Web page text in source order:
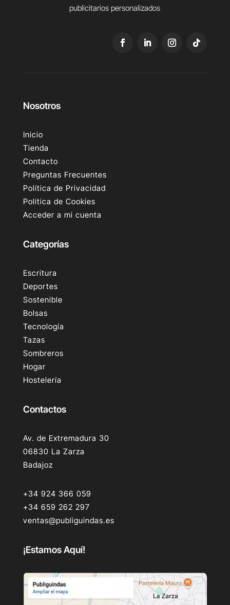
publicitarios personalizados
Nosotros
Inicio
Tienda
Contacto
Preguntas Frecuentes
Política de Privacidad
Política de Cookies
Acceder a mi cuenta
Categorías
Escritura
Deportes
Sostenible
Bolsas
Tecnología
Tazas
Sombreros
Hogar
Hostelería
Contactos
Av. de Extremadura 30
06830 La Zarza
Badajoz
+34 924 366 059
+34 659 262 297
ventas@publiguindas.es
¡Estamos Aquí!